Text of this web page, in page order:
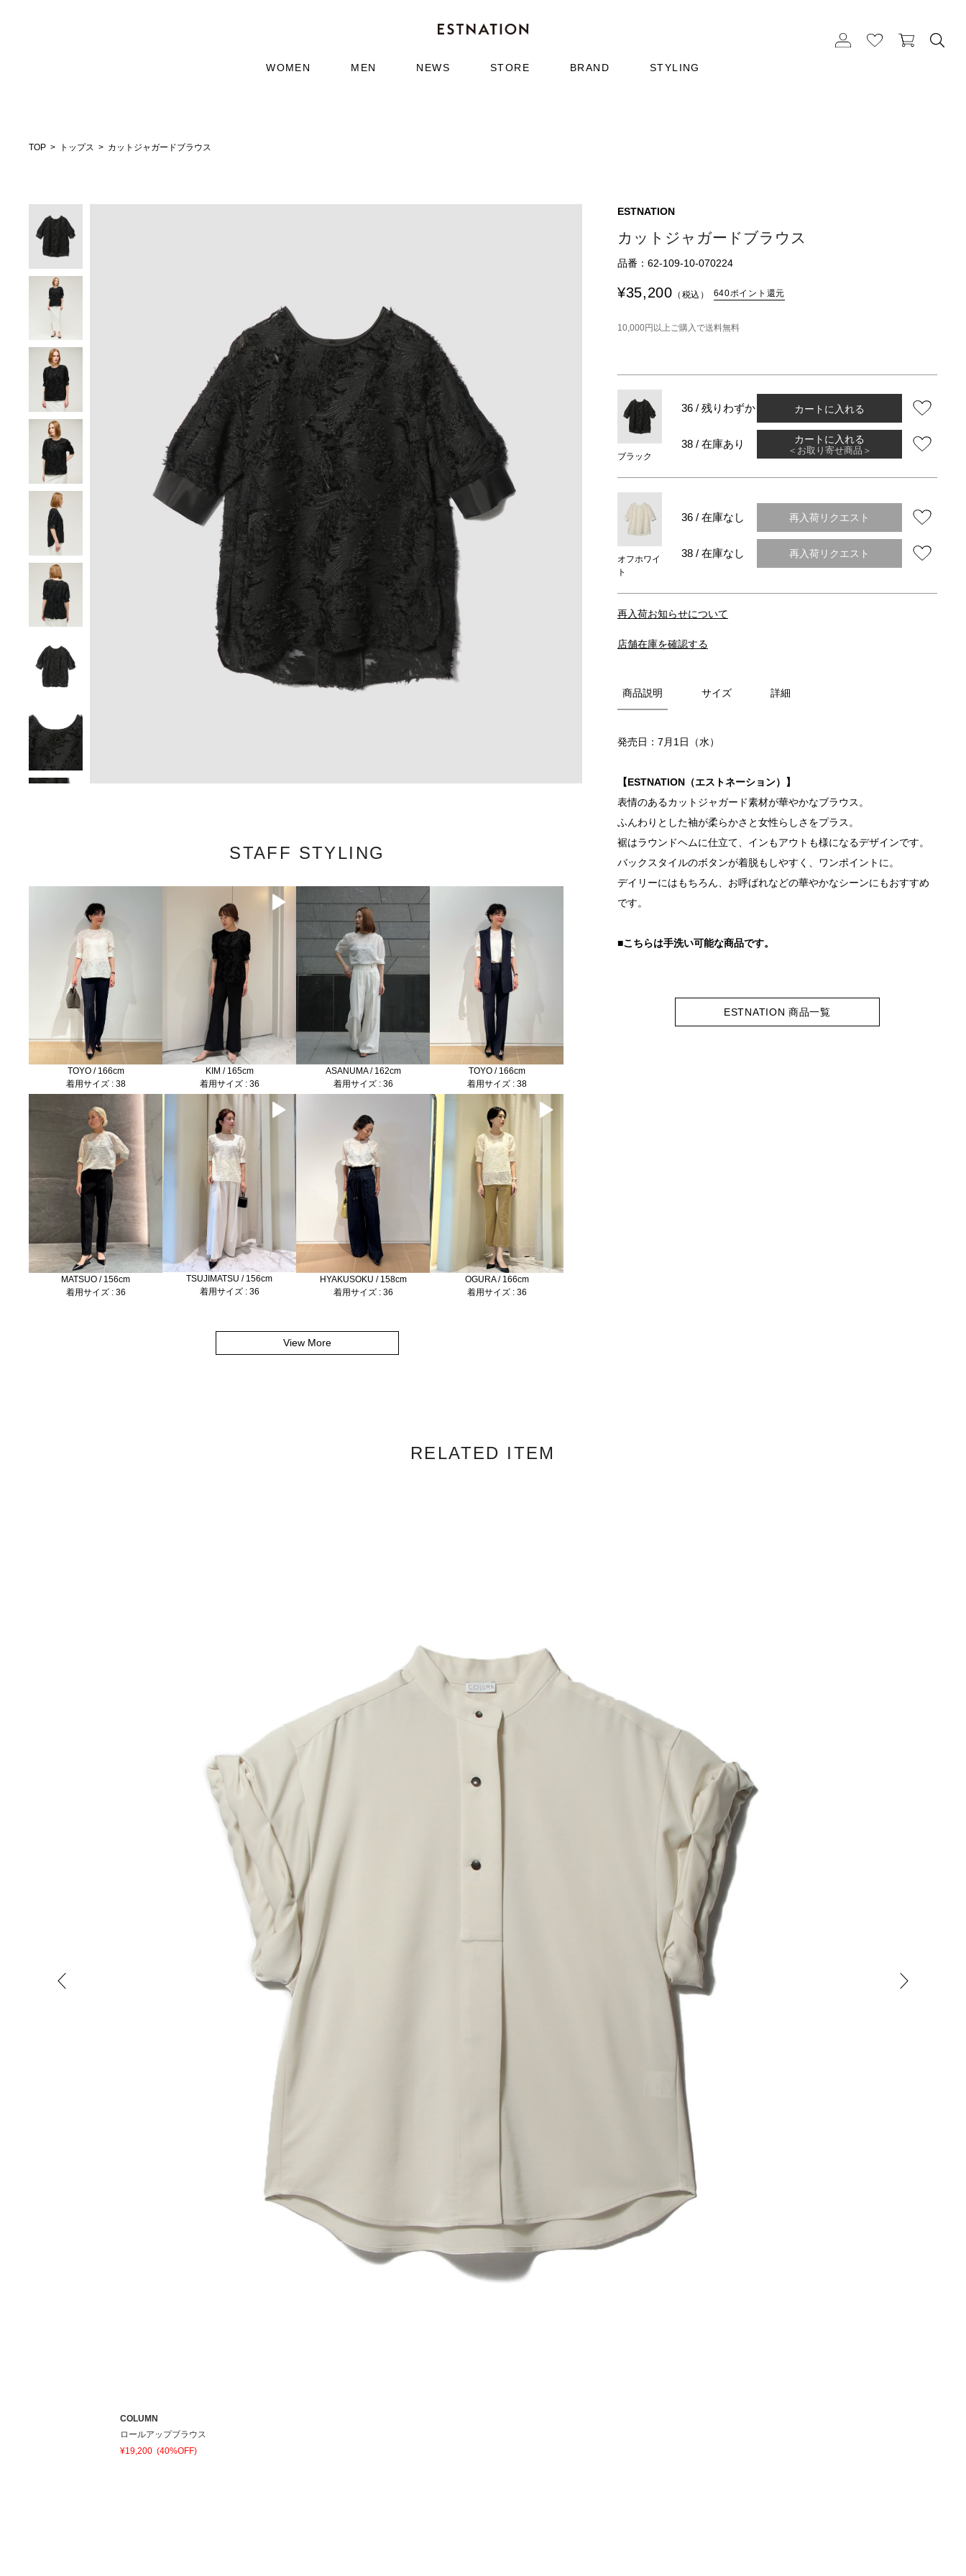
WOMEN MEN NEWS STORE BRAND STYLING
TOP トップス カットジャガードブラウス
STAFF STYLING
TOYO / 166cm
着用サイズ : 38
KIM / 165cm
着用サイズ : 36
ASANUMA / 162cm
着用サイズ : 36
TOYO / 166cm
着用サイズ : 38
MATSUO / 156cm
着用サイズ : 36
TSUJIMATSU / 156cm
着用サイズ : 36
HYAKUSOKU / 158cm
着用サイズ : 36
OGURA / 166cm
着用サイズ : 36
View More
ESTNATION
カットジャガードブラウス
品番：62-109-10-070224
¥35,200 （税込） 640ポイント還元
10,000円以上ご購入で送料無料
ブラック
36 / 残りわずか カートに入れる
38 / 在庫あり カートに入れる
＜お取り寄せ商品＞
オフホワイ
ト
36 / 在庫なし 再入荷リクエスト
38 / 在庫なし 再入荷リクエスト
再入荷お知らせについて
店舗在庫を確認する
商品説明 サイズ 詳細
発売日：7月1日（水）
【ESTNATION（エストネーション）】
表情のあるカットジャガード素材が華やかなブラウス。
ふんわりとした袖が柔らかさと女性らしさをプラス。
裾はラウンドヘムに仕立て、インもアウトも様になるデザインです。
バックスタイルのボタンが着脱もしやすく、ワンポイントに。
デイリーにはもちろん、お呼ばれなどの華やかなシーンにもおすすめ
です。
■こちらは手洗い可能な商品です。
ESTNATION 商品一覧
RELATED ITEM
COLUMN
ロールアップブラウス
¥19,200 (40%OFF)